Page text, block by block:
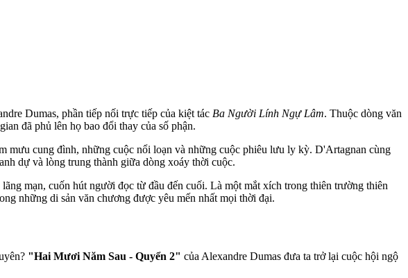
Dumas, phần tiếp nối trực tiếp của kiệt tác Ba Người Lính Ngự Lâm. Thuộc dòng văn
đã phủ lên họ bao đổi thay của số phận.
mưu cung đình, những cuộc nổi loạn và những cuộc phiêu lưu ly kỳ. D'Artagnan cùng
dự và lòng trung thành giữa dòng xoáy thời cuộc.
mạn, cuốn hút người đọc từ đầu đến cuối. Là một mắt xích trong thiên trường thiên
những di sản văn chương được yêu mến nhất mọi thời đại.
"Hai Mươi Năm Sau - Quyển 2" của Alexandre Dumas đưa ta trở lại cuộc hội ngộ